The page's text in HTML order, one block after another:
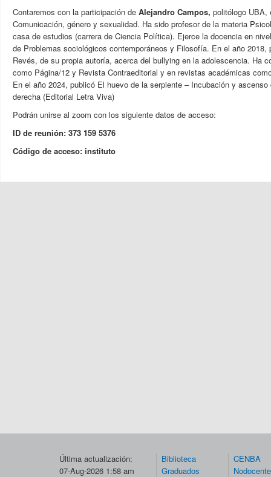
Contaremos con la participación de Alejandro Campos, politólogo UBA,
Comunicación, género y sexualidad. Ha sido profesor de la materia
casa de estudios (carrera de Ciencia Política). Ejerce la docencia en
de Problemas sociológicos contemporáneos y Filosofía. En el año 2018,
Revés, de su propia autoría, acerca del bullying en la adolescencia. Ha
como Página/12 y Revista Contraeditorial y en revistas académicas
En el año 2024, publicó El huevo de la serpiente – Incubación y
derecha (Editorial Letra Viva)
Podrán unirse al zoom con los siguiente datos de acceso:
ID de reunión: 373 159 5376
Código de acceso: instituto
Última actualización:
07-Aug-2026 1:58 am
Biblioteca
Graduados
CENBA